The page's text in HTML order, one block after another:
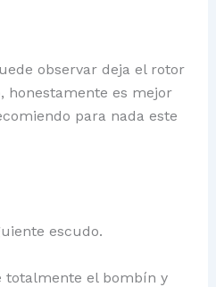
observar deja el rotor
honestamente es mejor
para nada este
escudo.
totalmente el bombín y